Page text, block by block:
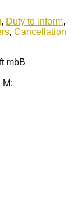
, Duty to inform,
, Cancellation
mbB
M: